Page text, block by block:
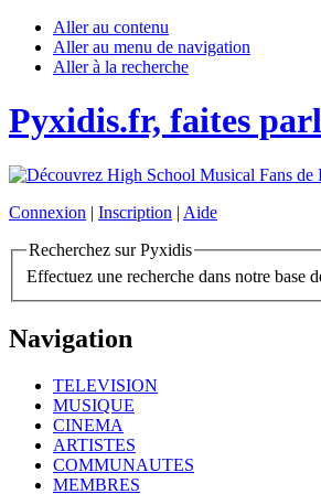
Aller au contenu
Aller au menu de navigation
Aller à la recherche
Pyxidis.fr, faites
Connexion | Inscription | Aide
Recherchez sur Pyxidis
Effectuez une recherche dans notre base
Navigation
TELEVISION
MUSIQUE
CINEMA
ARTISTES
COMMUNAUTES
MEMBRES